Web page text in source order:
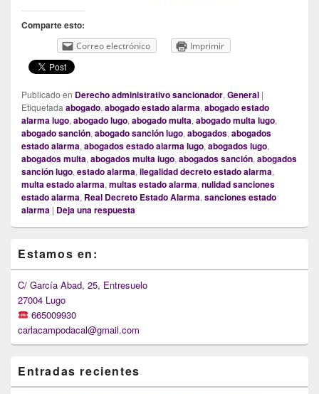
Comparte esto:
Correo electrónico Imprimir
Publicado en Derecho administrativo sancionador, General |
Etiquetada abogado, abogado estado alarma, abogado estado
alarma lugo, abogado lugo, abogado multa, abogado multa lugo,
abogado sanción, abogado sanción lugo, abogados, abogados
estado alarma, abogados estado alarma lugo, abogados lugo,
abogados multa, abogados multa lugo, abogados sanción, abogados
sanción lugo, estado alarma, ilegalidad decreto estado alarma,
multa estado alarma, multas estado alarma, nulidad sanciones
estado alarma, Real Decreto Estado Alarma, sanciones estado
alarma | Deja una respuesta
Sidebar
Widget
Area
Estamos en:
C/ García Abad, 25, Entresuelo
27004 Lugo
665009930
carlacampodacal@gmail.com
Entradas recientes